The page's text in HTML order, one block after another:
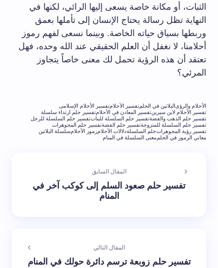
الثبات، أو مكانة خاصة يسعى إليها الرائي، لكنها في
النهاية تظل رسالة يحتاج الإنسان إلى تأملها بعمق
وربطها بسياق حياته الخاصة. وبينما نسعى لفهم رموز
أحلامنا، لا نغفل أن العلم الحقيقي عند الله وحده، فهل
تعتقد أن هذه الرؤية تحمل لك معنى خاصاً يتجاوز
المرئي؟
الأحلام والرؤىالبلاتين في الحلمتفسير الأحلامتفسير الأحلام الإسلامى
تفسير الأحلام لابن سيرينتفسير المعادن في الأحلامتفسير حلم ارتداء سلسلة
تفسير حلم الذهب والفضةتفسير حلم السلسلة للبناتتفسير حلم السلسلة للرجل
تفسير حلم السلسلة للمتزوجةتفسير حلم الفضةتفسير حلم المجوهرات
تفسير رؤية المجوهراتحلم السلسلةدلالات الأحلامرموز الأحلامسلسلة البلاتين
معاني الرموز في الحلم معنى السلسلة في المنام
المقال السابق
تفسير حلم صعود السلم إلى كوكب آخر في
المنام
المقال التالي
تفسير حلم زوبعة ترسم دائرة حولك في المنام